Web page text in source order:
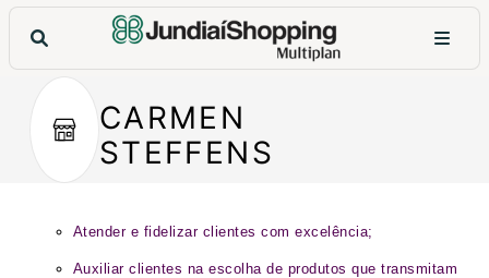
CARMEN
STEFFENS
Atender e fidelizar clientes com excelência;
Auxiliar clientes na escolha de produtos que transmitam